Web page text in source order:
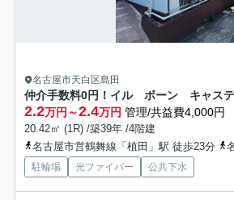
名古屋市天白区島田
仲介手数料0円！イル ボーン キャス
2.2万円～2.4万円 管理/共益費4,000円
20.42㎡ (1R) /築39年 /4階建
名古屋市営鶴舞線「植田」駅 徒歩23分
名
駐輪場 光ファイバー 公共下水